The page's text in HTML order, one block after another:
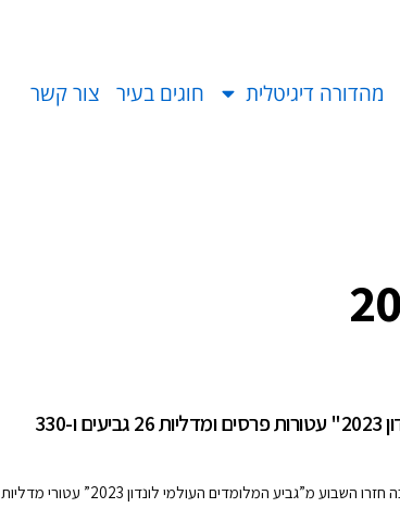
מהדורה דיגיטלית חוגים בעיר צור קשר
נבחרת חטיבת שרת חזרה מ"גביע המלומדים העולמי לונדון 2023" עטורות פרסים ומדליות 26 גביעים ו-330
קבלו את האלופות והאלופים מחטיבת שרת: 24 תלמידות ותלמידי החטיבה חזרו השבוע מ”גביע המלומדים העולמי לונדון 2023” עטורי מדליות